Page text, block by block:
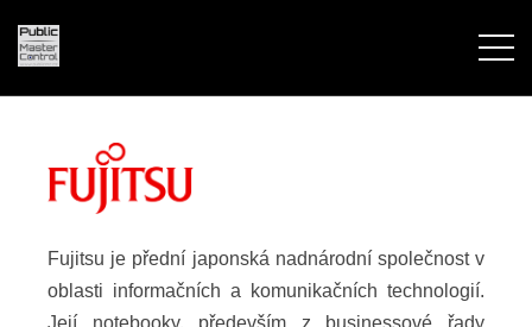
Fujitsu je přední japonská nadnárodní společnost v
oblasti informačních a komunikačních technologií.
Její notebooky, především z businessové řady